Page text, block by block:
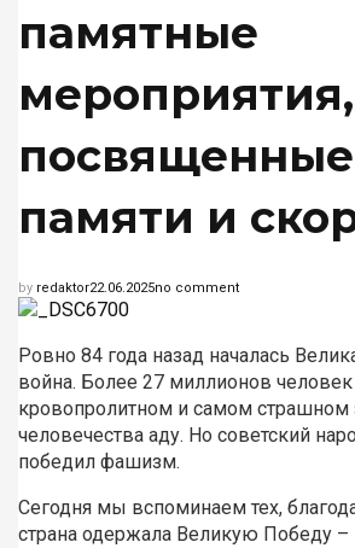
памятные
мероприятия,
памяти и
by redaktor22.06.2025no comment
Ровно 84 года назад началась
война. Более 27 миллионов
кровопролитном и самом
человечества аду. Но советский
победил фашизм.
Сегодня мы вспоминаем тех,
страна одержала Великую Победу